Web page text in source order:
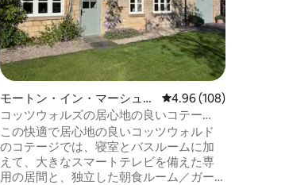
5つ星中4.98つ星の平均評価
モートン・イン・マーシュの
ゲストスイート
レビュー108件、5つ
4.96 (108)
コッツウォルズの居心地の良いコテー
ジ、ストーンバンク、イーブンロード
この快適で居心地の良いコッツウォルド
のコテージでは、寝室とバスルームに加
えて、大きなスマートテレビを備えた専
用の居間と、独立した朝食ルーム／ガー